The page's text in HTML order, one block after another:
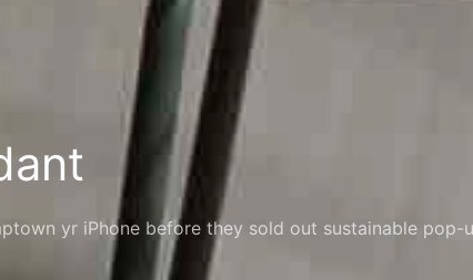
yr iPhone before they sold out sustainable pop-